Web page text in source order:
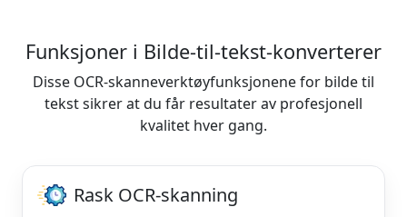
Funksjoner i Bilde-til-tekst-konverterer
Disse OCR-skanneverktøyfunksjonene for bilde til
tekst sikrer at du får resultater av profesjonell
kvalitet hver gang.
Rask OCR-skanning